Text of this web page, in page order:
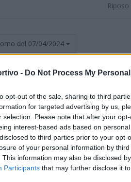
- Do Not Process My
opt-out of the sale, sharing to third
for targeted advertising by us,
selection. Please note that after your
interest-based ads based on
to third parties prior to your
of your personal information by
This information may also be disclosed
Participants that may further disclose it
Riposo
del 07/04/2024
Totali Casa
V N P F S V N P F S
24 2 1 67 26 13 0 0 35 11
14 6 72 8 2 42 20